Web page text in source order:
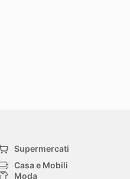
Supermercati
Casa e Mobili
Moda